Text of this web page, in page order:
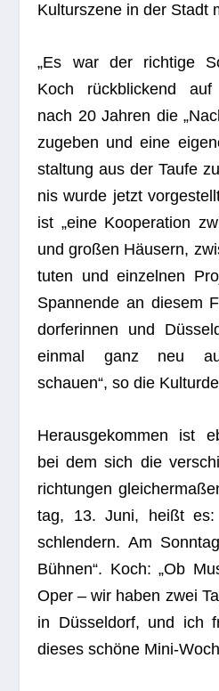
Kul­tur­szene in der Stadt
„Es war der rich­tige
Koch rück­bli­ckend
nach 20 Jah­ren die
zu­ge­ben und eine
stal­tung aus der Taufe
nis wurde jetzt
ist „eine Koope­ra­tion
und gro­ßen Häu­sern,
tu­ten und ein­zel­nen
Span­nende an die­sem
dor­fe­rin­nen und
ein­mal ganz neu
schauen“, so die
Her­aus­ge­kom­men ist
bei dem sich die
rich­tun­gen
tag, 13. Juni, heißt
schlen­dern. Am
Büh­nen“. Koch: „Ob
Oper – wir haben zwei
in Düs­sel­dorf, und ich
die­ses schöne Mini-